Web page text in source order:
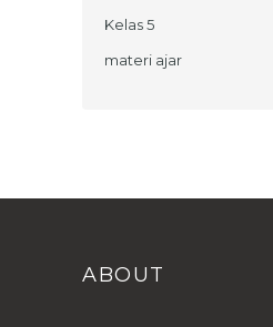
Kelas 5
materi ajar
ABOUT